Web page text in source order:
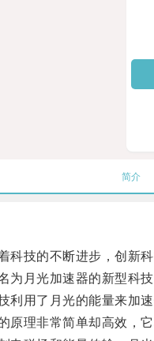
简介
技的不断进步，创新科
月光加速器的新型科技
用了月光的能量来加速
理非常简单却高效，它